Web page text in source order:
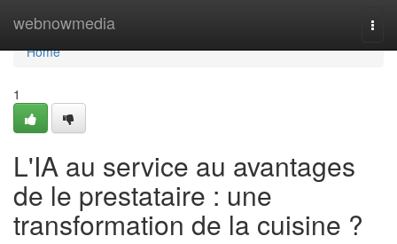
webnowmedia
Home
Home
1
L'IA au service au avantages
de le prestataire : une
transformation de la cuisine ?